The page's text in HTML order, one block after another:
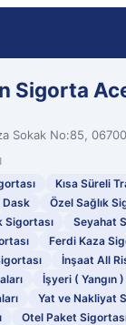
Sigorta
Sokak No:85,
Kısa Süreli
Dask
Özel Sağlık
Sigortası
Seyahat
Ferdi Kaza
İnşaat All
İşyeri ( Yangın
Yat ve Nakliyat
Otel Paket